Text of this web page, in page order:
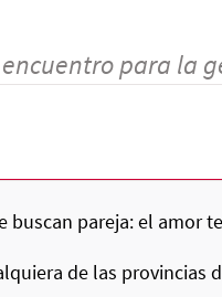
para la
pareja: el amor
de las provincias